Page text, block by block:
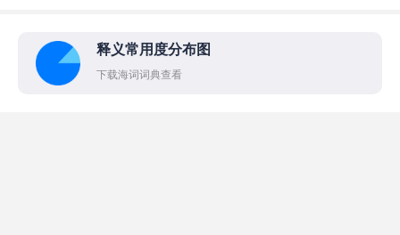
释义常用度分布图
下载海词词典查看